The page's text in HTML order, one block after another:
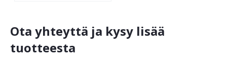
Ota yhteyttä ja kysy lisää
tuotteesta